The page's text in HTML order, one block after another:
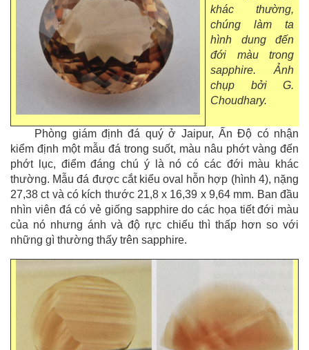
khác thường,
chúng làm ta
hình dung đến
đới màu trong
sapphire. Ảnh
chụp bởi G.
Choudhary.
Phòng giám định đá quý ở Jaipur, Ấn Độ có nhận
kiểm định một mẫu đá trong suốt, màu nâu phớt vàng đến
phớt lục, điểm đáng chú ý là nó có các đới màu khác
thường. Mẫu đá được cắt kiểu oval hỗn hợp (hình 4), nặng
27,38 ct và có kích thước 21,8 x 16,39 x 9,64 mm. Ban đầu
nhìn viên đá có vẻ giống sapphire do các họa tiết đới màu
của nó nhưng ánh và độ rực chiếu thì thấp hơn so với
những gì thường thấy trên sapphire.